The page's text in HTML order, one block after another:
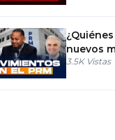
nuevos
la
3.5K Vistas